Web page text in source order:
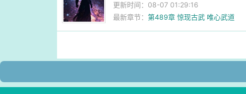
更新时间：08-07 01:29:16
最新章节：第489章 惊现古武 唯心武道